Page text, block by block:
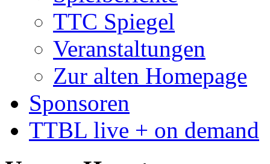
TTC Spiegel
Veranstaltungen
Zur alten Homepage
Sponsoren
TTBL live + on demand